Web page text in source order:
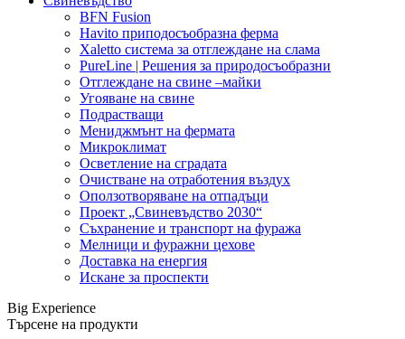
BFN Fusion
Havito приподосъобразна ферма
Xaletto система за отглеждане на слама
PureLine | Решения за природосъобразни
Отглеждане на свине –майки
Угояване на свине
Подрастващи
Мениджмънт на фермата
Микроклимат
Осветление на сградата
Очистване на отработения въздух
Оползотворяване на отпадъци
Проект „Свиневъдство 2030“
Съхранение и транспорт на фуража
Мелници и фуражни цехове
Доставка на енергия
Искане за проспекти
Big Experience
Търсене на продукти